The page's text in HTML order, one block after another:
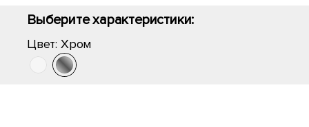
Выберите характеристики:
Цвет: Хром